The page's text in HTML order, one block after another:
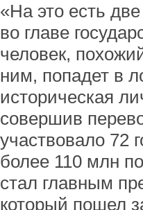
«На это есть
во главе
человек,
ним, попадет в
историческая
совершив
участвовало 72
более 110 млн
стал главным
который пошел